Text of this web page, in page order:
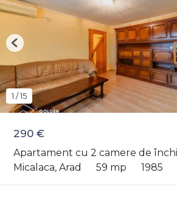
290 €
Apartament cu 2 camere de
Micalaca, Arad
59 mp 1985
1 /15
Previous